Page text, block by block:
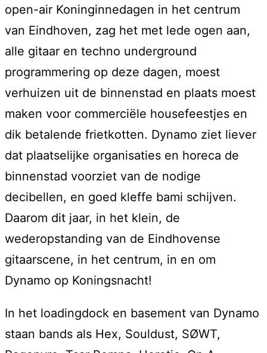
open-air Koninginnedagen in het centrum
van Eindhoven, zag het met lede ogen aan,
alle gitaar en techno underground
programmering op deze dagen, moest
verhuizen uit de binnenstad en plaats moest
maken voor commerciële housefeestjes en
dik betalende frietkotten. Dynamo ziet liever
dat plaatselijke organisaties en horeca de
binnenstad voorziet van de nodige
decibellen, en goed kleffe bami schijven.
Daarom dit jaar, in het klein, de
wederopstanding van de Eindhovense
gitaarscene, in het centrum, in en om
Dynamo op Koningsnacht!
In het loadingdock en basement van Dynamo
staan bands als Hex, Souldust, SØWT,